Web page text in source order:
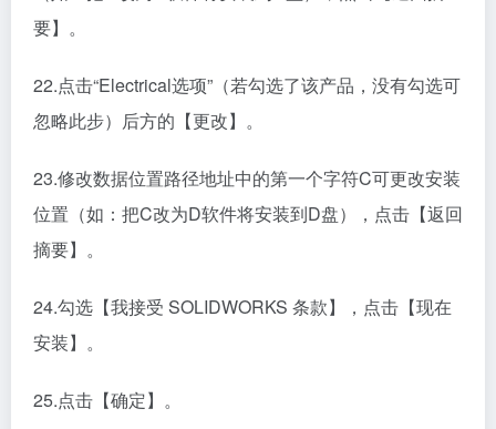
要】。
22.点击“Electrical选项”（若勾选了该产品，没有勾选可
忽略此步）后方的【更改】。
23.修改数据位置路径地址中的第一个字符C可更改安装
位置（如：把C改为D软件将安装到D盘），点击【返回
摘要】。
24.勾选【我接受 SOLIDWORKS 条款】，点击【现在
安装】。
25.点击【确定】。